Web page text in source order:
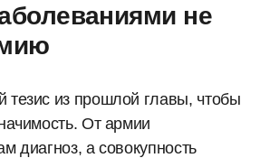
не
тезис из прошлой главы, чтобы
От армии
диагноз, а совокупность